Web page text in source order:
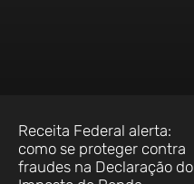
Receita Federal alerta:
como se proteger contra
fraudes na Declaração do